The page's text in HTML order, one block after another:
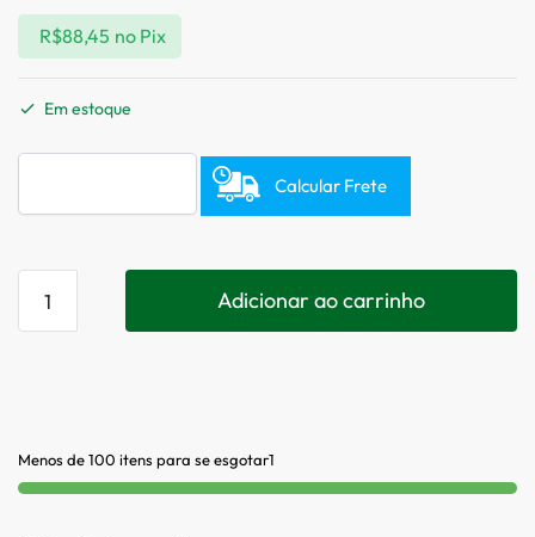
R$88,45 no Pix
Em estoque
Calcular Frete
Adicionar ao carrinho
Menos de 100 itens para se esgotar1